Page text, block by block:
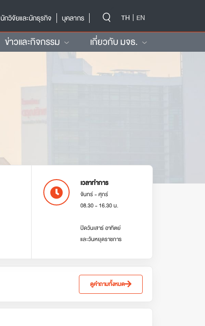
นักวิจัยและนักธุรกิจ บุคลากร TH EN
ข่าวและกิจกรรม เกี่ยวกับ มจธ.
เวลาทำการ
จันทร์ - ศุกร์
08.30 - 16.30 น.
ปิดวันเสาร์ อาทิตย์
และวันหยุดราชการ
ดูคำถามทั้งหมด